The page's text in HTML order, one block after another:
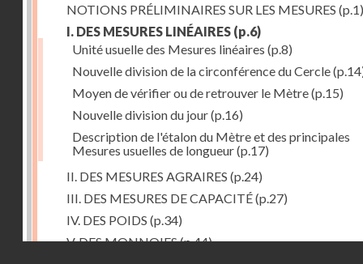
NOTIONS PRÉLIMINAIRES SUR LES MESURES (p.1)
I. DES MESURES LINÉAIRES (p.6)
Unité usuelle des Mesures linéaires (p.8)
Nouvelle division de la circonférence du Cercle
Moyen de vérifier ou de retrouver le Mètre(p.15)
Nouvelle division du jour(p.16)
Description de l'étalon du Mètre et des principales
Mesures usuelles de longueur(p.17)
II. DES MESURES AGRAIRES (p.24)
III. DES MESURES DE CAPACITÉ(p.27)
IV. DES POIDS (p.34)
V. DES MONNOIES(p.44)